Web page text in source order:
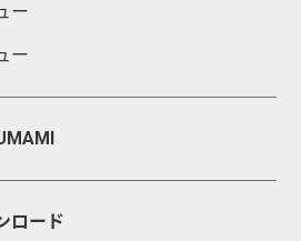
ー
ー
ロード